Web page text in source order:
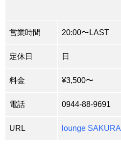
営業時間 20:00〜LAST
定休日 日
料金 ¥3,500〜
電話 0944-88-9691
URL lounge SAKURA